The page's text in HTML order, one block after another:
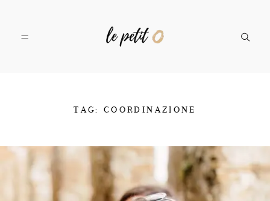
SERVIZI
IL TEAM
TAG: COORDINAZIONE